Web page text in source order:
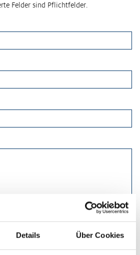
Details Über Cookies
Felder sind Pflichtfelder.